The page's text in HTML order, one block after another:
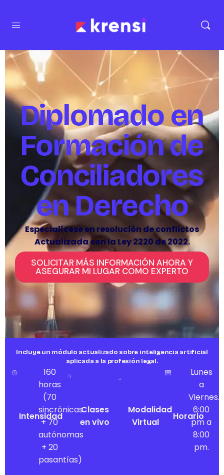
Diplomado en
Formación de
Conciliadores
en Derecho
Especialícese en resolución de conflictos
Actualizada con la Ley 2220 de 2022.
SOLICITAR MÁS INFORMACIÓN AHORA Y
ASEGURAR MI LUGAR COMO EXPERTO
Incluye un módulo actualizado sobre inteligencia artificial
aplicada a la profesión legal.
Intensidad
160
horas
(70
sincrónicas
+ 70
autónomas
+ 20
pasantías)
Clases
en vivo
Modalidad
Virtual
Horario
Lunes
a
Viernes.
6:00
pm a
8:00
pm.